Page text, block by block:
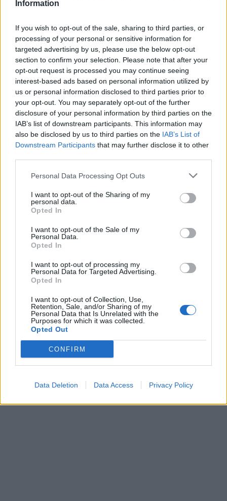
Information
If you wish to opt-out of the sale, sharing to third parties, or
processing of your personal or sensitive information for
targeted advertising by us, please use the below opt-out
section to confirm your selection. Please note that after your
opt-out request is processed you may continue seeing
interest-based ads based on personal information utilized by
us or personal information disclosed to third parties prior to
your opt-out. You may separately opt-out of the further
disclosure of your personal information by third parties on the
IAB’s list of downstream participants. This information may
also be disclosed by us to third parties on the IAB’s List of
Downstream Participants that may further disclose it to other
Personal Data Processing Opt Outs
I want to opt-out of the Sharing of my
personal data.
Opted In
I want to opt-out of the Sale of my
Personal Data.
Opted In
I want to opt-out of processing my
Personal Data for Targeted Advertising.
Opted In
I want to opt-out of Collection, Use,
Retention, Sale, and/or Sharing of my
Personal Data that Is Unrelated with the
Purposes for which it was collected.
Opted Out
CONFIRM
Data Deletion Data Access Privacy Policy